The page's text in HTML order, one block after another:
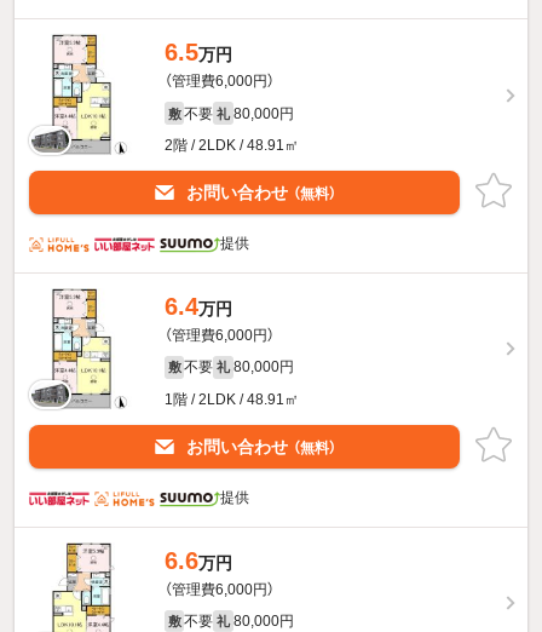
6.5万円
（管理費6,000円）
敷 不要 礼 80,000円
2階 / 2LDK / 48.91㎡
お問い合わせ （無料）
提供
6.4万円
（管理費6,000円）
敷 不要 礼 80,000円
1階 / 2LDK / 48.91㎡
お問い合わせ （無料）
提供
6.6万円
（管理費6,000円）
敷 不要 礼 80,000円